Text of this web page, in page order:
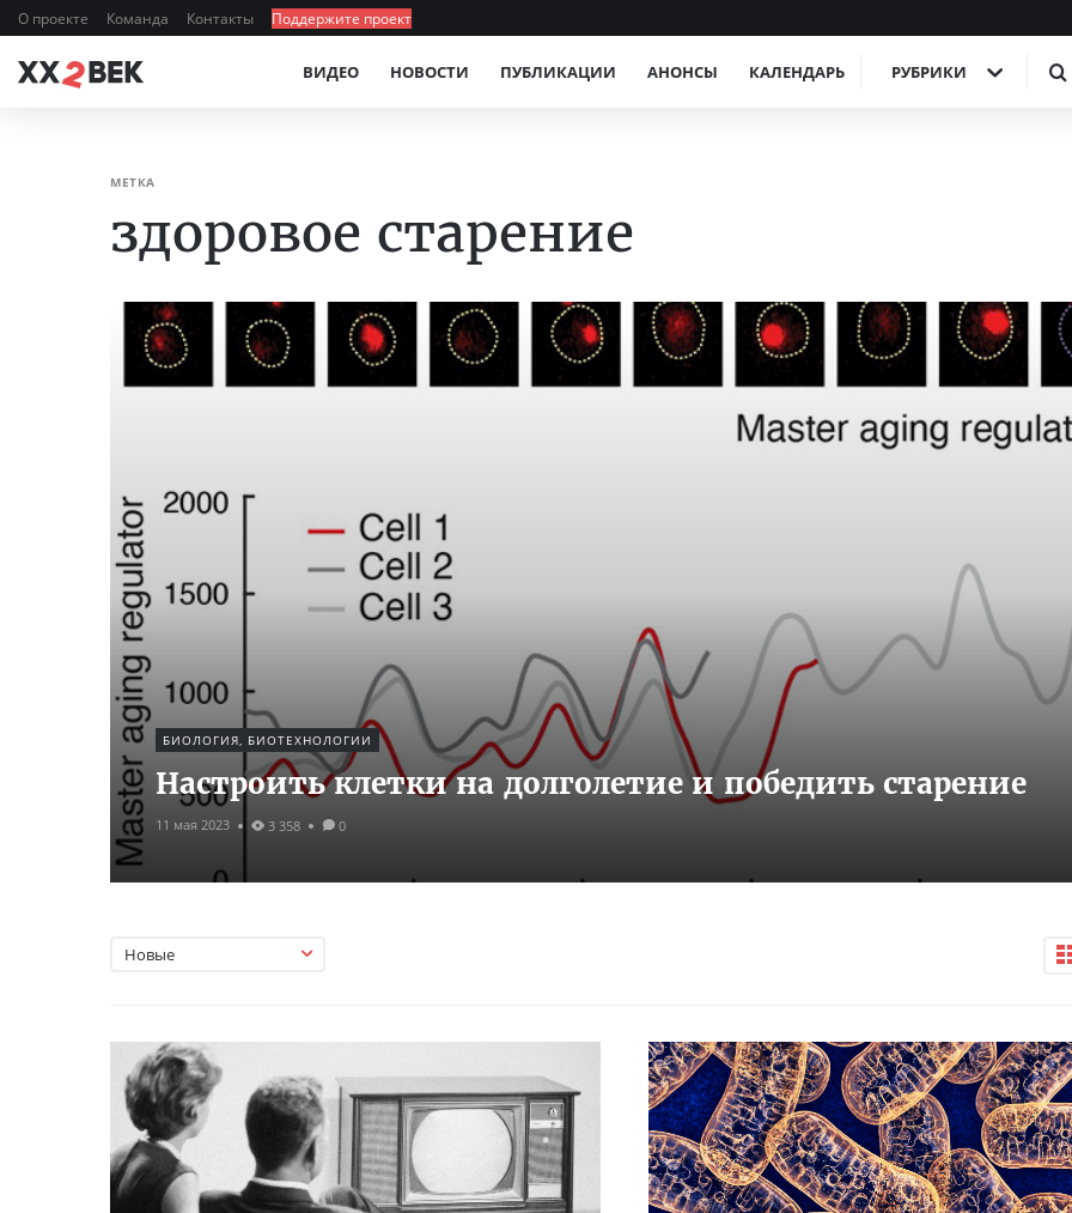
О проекте Команда Контакты Поддержите проект
ВИДЕО НОВОСТИ ПУБЛИКАЦИИ АНОНСЫ КАЛЕНДАРЬ РУБРИКИ
МЕТКА
здоровое старение
БИОЛОГИЯ, БИОТЕХНОЛОГИИ
Настроить клетки на долголетие и победить старение
11 мая 2023 3 358 0
Новые